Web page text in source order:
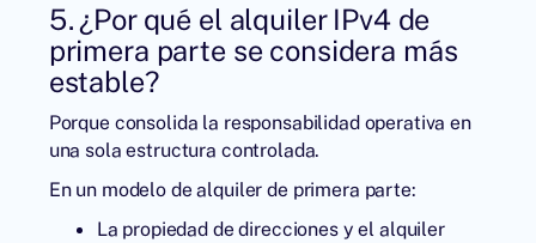
5. ¿Por qué el alquiler IPv4 de
primera parte se considera más
estable?
Porque consolida la responsabilidad operativa en
una sola estructura controlada.
En un modelo de alquiler de primera parte:
La propiedad de direcciones y el alquiler